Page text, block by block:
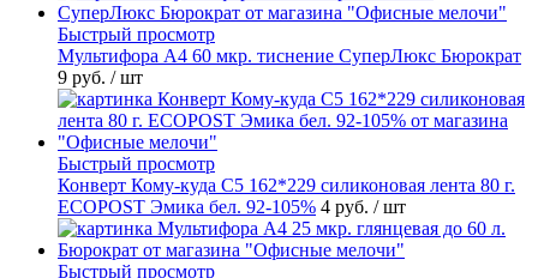
Быстрый просмотр
Мультифора А4 60 мкр. тиснение СуперЛюкс Бюрократ
9 руб. / шт
Быстрый просмотр
Конверт Кому-куда С5 162*229 силиконовая лента 80 г.
ECOPOST Эмика бел. 92-105% 4 руб. / шт
Быстрый просмотр